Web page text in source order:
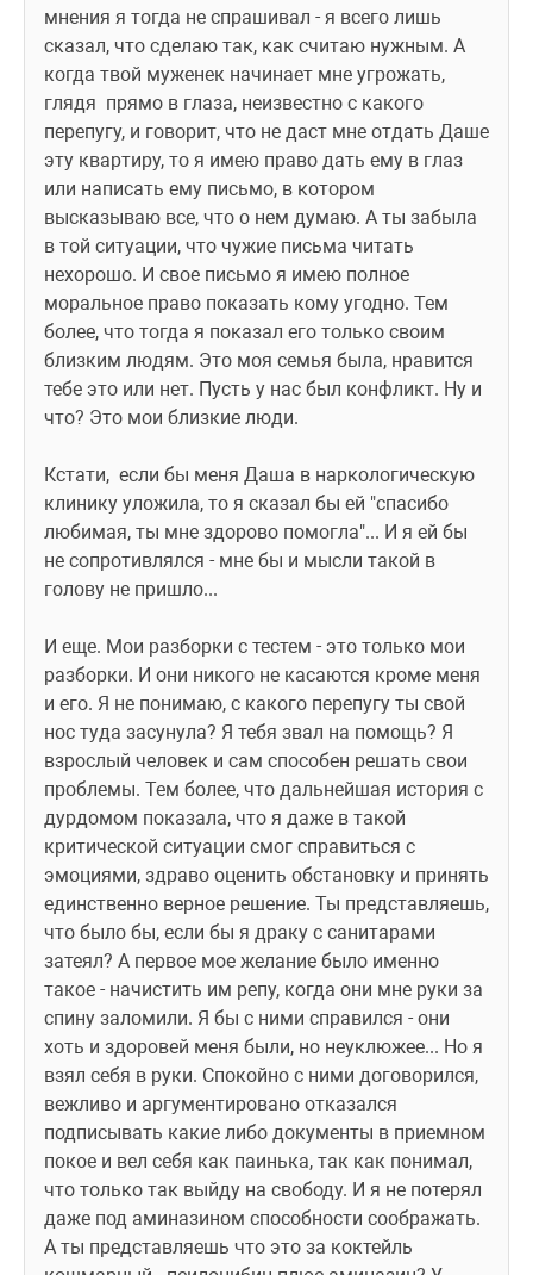
мнения я тогда не спрашивал - я всего лишь
сказал, что сделаю так, как считаю нужным. А
когда твой муженек начинает мне угрожать,
глядя  прямо в глаза, неизвестно с какого
перепугу, и говорит, что не даст мне отдать Даше
эту квартиру, то я имею право дать ему в глаз
или написать ему письмо, в котором
высказываю все, что о нем думаю. А ты забыла
в той ситуации, что чужие письма читать
нехорошо. И свое письмо я имею полное
моральное право показать кому угодно. Тем
более, что тогда я показал его только своим
близким людям. Это моя семья была, нравится
тебе это или нет. Пусть у нас был конфликт. Ну и
что? Это мои близкие люди.
Кстати,  если бы меня Даша в наркологическую
клинику уложила, то я сказал бы ей "спасибо
любимая, ты мне здорово помогла"... И я ей бы
не сопротивлялся - мне бы и мысли такой в
голову не пришло...
И еще. Мои разборки с тестем - это только мои
разборки. И они никого не касаются кроме меня
и его. Я не понимаю, с какого перепугу ты свой
нос туда засунула? Я тебя звал на помощь? Я
взрослый человек и сам способен решать свои
проблемы. Тем более, что дальнейшая история с
дурдомом показала, что я даже в такой
критической ситуации смог справиться с
эмоциями, здраво оценить обстановку и принять
единственно верное решение. Ты представляешь,
что было бы, если бы я драку с санитарами
затеял? А первое мое желание было именно
такое - начистить им репу, когда они мне руки за
спину заломили. Я бы с ними справился - они
хоть и здоровей меня были, но неуклюжее... Но я
взял себя в руки. Спокойно с ними договорился,
вежливо и аргументировано отказался
подписывать какие либо документы в приемном
покое и вел себя как паинька, так как понимал,
что только так выйду на свободу. И я не потерял
даже под аминазином способности соображать.
А ты представляешь что это за коктейль